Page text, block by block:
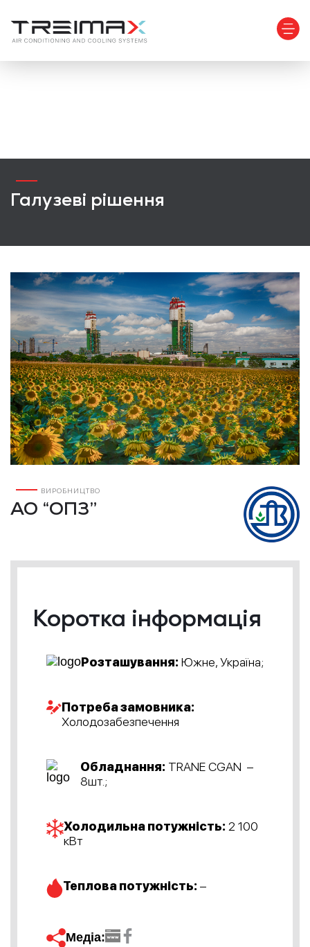
Галузеві рішення
ВИРОБНИЦТВО
АО “ОПЗ”
Коротка інформація
Розташування:Южне, Україна;
Потреба замовника:
Холодозабезпечення
Обладнання:TRANE CGAN –
8шт.;
Холодильна потужність: 2 100
кВт
Теплова потужність:–
Медіа: